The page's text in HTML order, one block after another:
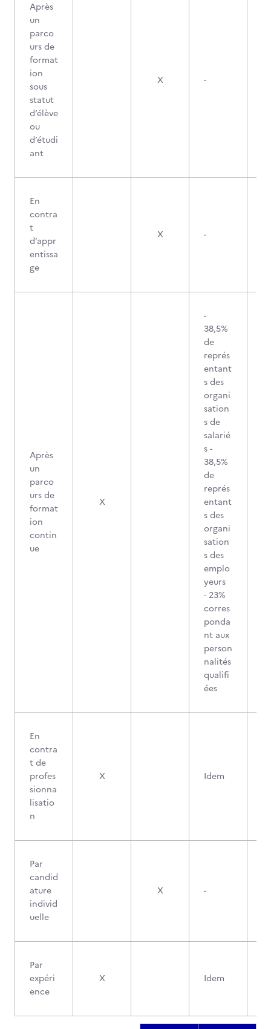
Après
un
parco
urs de
format
ion
sous
statut
d’élève
ou
d’étudi
ant
X -
En
contra
t
d’appr
entissa
ge
X -
Après
un
parco
urs de
format
ion
contin
ue
X
-
38,5%
de
représ
entant
s des
organi
sation
s de
salarié
s -
38,5%
de
représ
entant
s des
organi
sation
s des
emplo
yeurs
- 23%
corres
ponda
nt aux
person
nalités
qualifi
ées
En
contra
t de
profes
sionna
lisatio
n
X Idem
Par
candid
ature
individ
uelle
X -
Par
expéri
ence
X Idem